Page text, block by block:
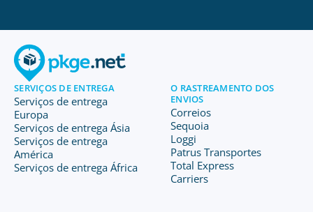
SERVIÇOS DE ENTREGA
Serviços de entrega
Europa
Serviços de entrega Ásia
Serviços de entrega
América
Serviços de entrega África
O RASTREAMENTO DOS
ENVIOS
Correios
Sequoia
Loggi
Patrus Transportes
Total Express
Carriers